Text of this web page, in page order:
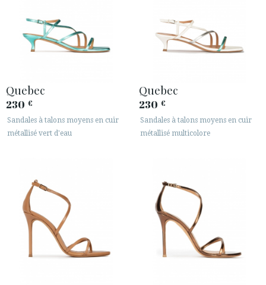
Quebec
230 €
Sandales à talons moyens en cuir
métallisé vert d'eau
Quebec
230 €
Sandales à talons moyens en cuir
métallisé multicolore